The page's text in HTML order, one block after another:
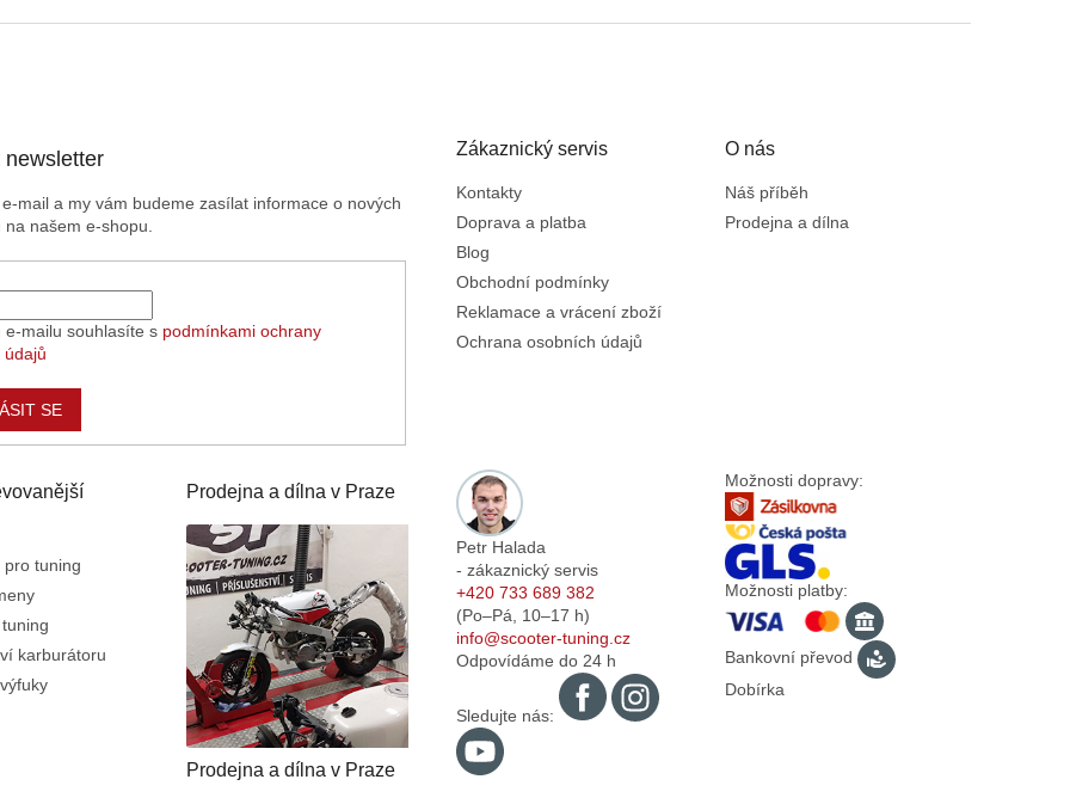
mail a my vám budeme zasílat informace o nových
našem e-shopu.
e-mailu souhlasíte s podmínkami ochrany
údajů
SE
Zákaznický servis
Kontakty
Doprava a platba
Blog
Obchodní podmínky
Reklamace a vrácení zboží
Ochrana osobních údajů
O nás
Náš příběh
Prodejna a dílna
pro tuning
karburátoru
Prodejna a dílna v Praze
Prodejna a dílna v Praze
Petr Halada
- zákaznický servis
+420 733 689 382
(Po–Pá, 10–17 h)
info@scooter-tuning.cz
Odpovídáme do 24 h
Sledujte nás:
Možnosti dopravy:
Možnosti platby:
Bankovní převod
Dobírka